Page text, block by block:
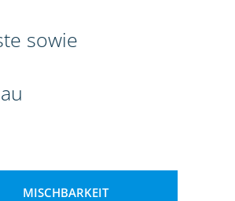
sowie
MISCHBARKEIT